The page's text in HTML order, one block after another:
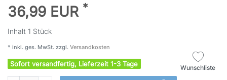
36,99 EUR *
Inhalt 1 Stück
* inkl. ges. MwSt. zzgl. Versandkosten
Sofort versandfertig, Lieferzeit 1-3 Tage
Wunschliste